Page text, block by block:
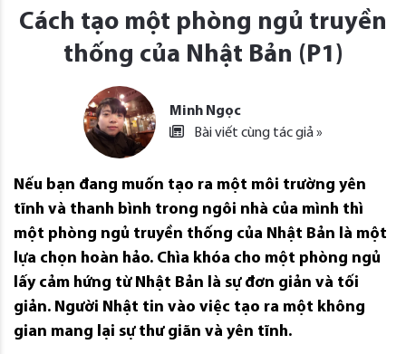
Cách tạo một phòng ngủ truyền
thống của Nhật Bản (P1)
Minh Ngọc
Bài viết cùng tác giả »
Nếu bạn đang muốn tạo ra một môi trường yên
tĩnh và thanh bình trong ngôi nhà của mình thì
một phòng ngủ truyền thống của Nhật Bản là một
lựa chọn hoàn hảo. Chìa khóa cho một phòng ngủ
lấy cảm hứng từ Nhật Bản là sự đơn giản và tối
giản. Người Nhật tin vào việc tạo ra một không
gian mang lại sự thư giãn và yên tĩnh.